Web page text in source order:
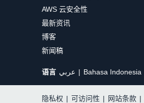
AWS 云安全性
最新资讯
博客
新闻稿
语言 عربي Bahasa Indonesia
隐私权 | 可访问性 | 网站条款 |